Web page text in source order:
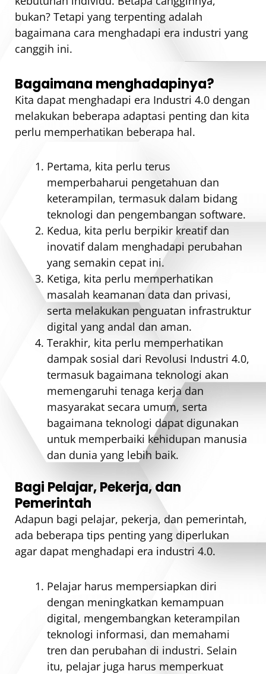
bukan? Tetapi yang terpenting adalah
bagaimana cara menghadapi era industri yang
canggih ini.
Bagaimana menghadapinya?
Kita dapat menghadapi era Industri 4.0 dengan
melakukan beberapa adaptasi penting dan kita
perlu memperhatikan beberapa hal.
Pertama, kita perlu terus
memperbaharui pengetahuan dan
keterampilan, termasuk dalam bidang
teknologi dan pengembangan software.
Kedua, kita perlu berpikir kreatif dan
inovatif dalam menghadapi perubahan
yang semakin cepat ini.
Ketiga, kita perlu memperhatikan
masalah keamanan data dan privasi,
serta melakukan penguatan infrastruktur
digital yang andal dan aman.
Terakhir, kita perlu memperhatikan
dampak sosial dari Revolusi Industri 4.0,
termasuk bagaimana teknologi akan
memengaruhi tenaga kerja dan
masyarakat secara umum, serta
bagaimana teknologi dapat digunakan
untuk memperbaiki kehidupan manusia
dan dunia yang lebih baik.
Bagi Pelajar, Pekerja, dan
Pemerintah
Adapun bagi pelajar, pekerja, dan pemerintah,
ada beberapa tips penting yang diperlukan
agar dapat menghadapi era industri 4.0.
Pelajar harus mempersiapkan diri
dengan meningkatkan kemampuan
digital, mengembangkan keterampilan
teknologi informasi, dan memahami
tren dan perubahan di industri. Selain
itu, pelajar juga harus memperkuat